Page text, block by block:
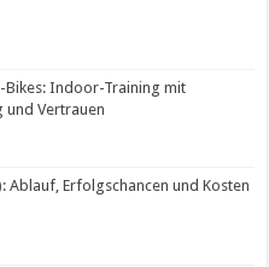
Bikes: Indoor-Training mit
und Vertrauen
Ablauf, Erfolgschancen und Kosten